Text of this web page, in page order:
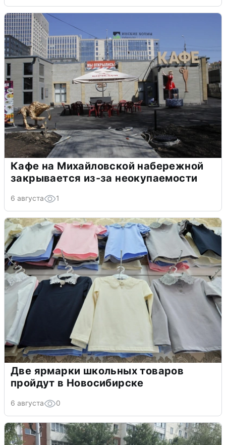
Кафе на Михайловской набережной
закрывается из-за неокупаемости
6 августа 1
Две ярмарки школьных товаров
пройдут в Новосибирске
6 августа 0